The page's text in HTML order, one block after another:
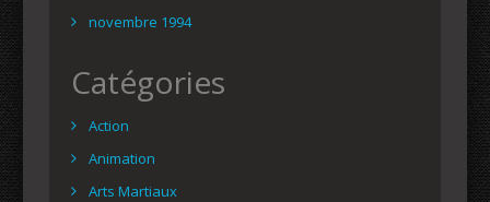
novembre 1994
Catégories
Action
Animation
Arts Martiaux